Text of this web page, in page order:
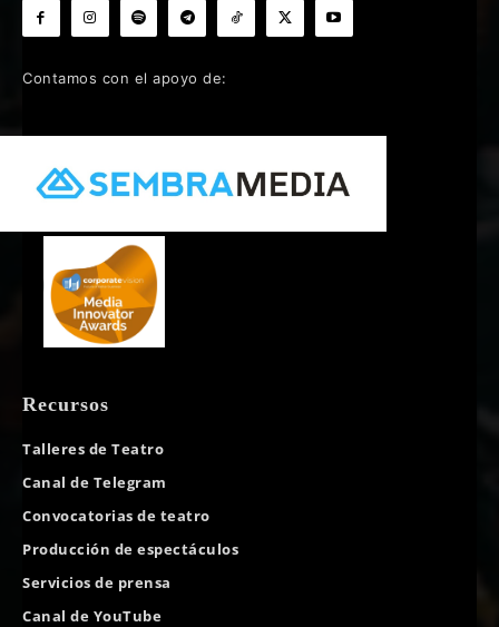
Contamos con el apoyo de:
Recursos
Talleres de Teatro
Canal de Telegram
Convocatorias de teatro
Producción de espectáculos
Servicios de prensa
Canal de YouTube